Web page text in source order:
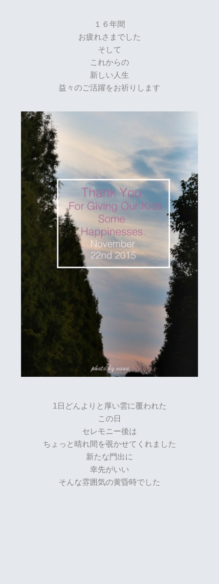
１６年間
お疲れさまでした
そして
これからの
新しい人生
益々のご活躍をお祈りします
1日どんよりと厚い雲に覆われた
この日
セレモニー後は
ちょっと晴れ間を覗かせてくれました
新たな門出に
幸先がいい
そんな雰囲気の黄昏時でした